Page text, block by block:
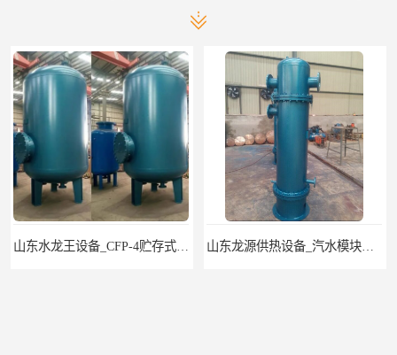
山东水龙王设备_CFP-4贮存式浮动盘管换热器 山东龙源供热设备_汽水模块式换热器_供热空调系统